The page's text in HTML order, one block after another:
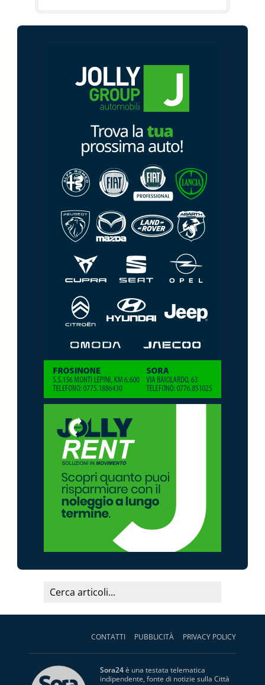
CONTATTI PUBBLICITÀ PRIVACY POLICY
Sora24è una testata telematica
indipendente, fonte di notizie sulla Città